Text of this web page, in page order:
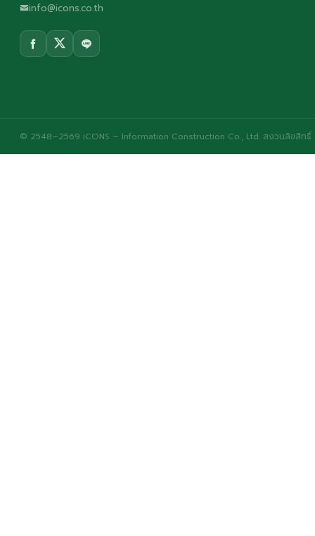
info@icons.co.th
© 2548–2569 iCONS – Information Construction Co., Ltd. สงวนลิขสิทธิ์